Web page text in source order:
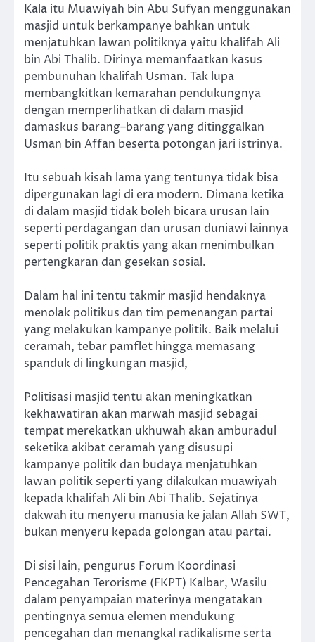
Kala itu Muawiyah bin Abu Sufyan menggunakan
masjid untuk berkampanye bahkan untuk
menjatuhkan lawan politiknya yaitu khalifah Ali
bin Abi Thalib. Dirinya memanfaatkan kasus
pembunuhan khalifah Usman. Tak lupa
membangkitkan kemarahan pendukungnya
dengan memperlihatkan di dalam masjid
damaskus barang–barang yang ditinggalkan
Usman bin Affan beserta potongan jari istrinya.
Itu sebuah kisah lama yang tentunya tidak bisa
dipergunakan lagi di era modern. Dimana ketika
di dalam masjid tidak boleh bicara urusan lain
seperti perdagangan dan urusan duniawi lainnya
seperti politik praktis yang akan menimbulkan
pertengkaran dan gesekan sosial.
Dalam hal ini tentu takmir masjid hendaknya
menolak politikus dan tim pemenangan partai
yang melakukan kampanye politik. Baik melalui
ceramah, tebar pamflet hingga memasang
spanduk di lingkungan masjid,
Politisasi masjid tentu akan meningkatkan
kekhawatiran akan marwah masjid sebagai
tempat merekatkan ukhuwah akan amburadul
seketika akibat ceramah yang disusupi
kampanye politik dan budaya menjatuhkan
lawan politik seperti yang dilakukan muawiyah
kepada khalifah Ali bin Abi Thalib. Sejatinya
dakwah itu menyeru manusia ke jalan Allah SWT,
bukan menyeru kepada golongan atau partai.
Di sisi lain, pengurus Forum Koordinasi
Pencegahan Terorisme (FKPT) Kalbar, Wasilu
dalam penyampaian materinya mengatakan
pentingnya semua elemen mendukung
pencegahan dan menangkal radikalisme serta